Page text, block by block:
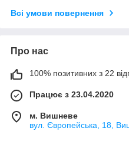
Всі умови повернення
Про нас
100% позитивних з 22
Працює з 23.04.2020
м. Вишневе
вул. Європейська, 18,